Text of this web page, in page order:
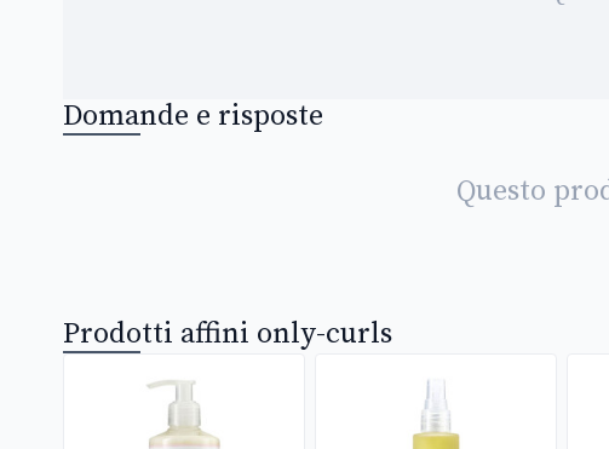
Domande e risposte
Questo
Prodotti affini only-curls